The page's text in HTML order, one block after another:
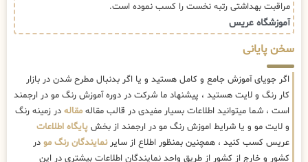
مراقبت بهداشتی رتبه نخست را کسب نموده است.
آموزشگاه عریس
سخن پایانی
اگر جویای آموزش جامع و کامل هستید و یا اگر بدنبال مطرح شدن در بازار
کار رنگ و لایت هستید ، پیشنهاد ما شرکت در دوره آموزش رنگ مو در ارجمند
است ، شما میتوانید اطلاعات بسیار مفیدی در قالب مقاله مقاله در زمینه رنگ
و لایت مو و یا شرایط اموزش رنگ مو در ارجمند از بخش پایگاه اطلاعات
عریس کسب کنید ، همچنین بمنظور اطلاع از سایرنمایندگان رنگ مو در
کشور و خارج از کشور از طریق واحد نمایندگان اطلاعات بیشتری در این